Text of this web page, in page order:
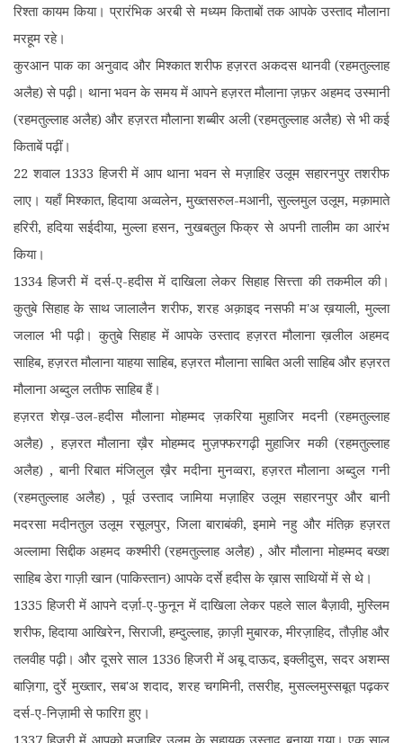
रिश्ता कायम किया। प्रारंभिक अरबी से मध्यम किताबों तक आपके उस्ताद मौलाना
मरहूम रहे।
कुरआन पाक का अनुवाद और मिश्कात शरीफ हज़रत अकदस थानवी (रहमतुल्लाह
अलैह) से पढ़ी। थाना भवन के समय में आपने हज़रत मौलाना ज़फ़र अहमद उस्मानी
(रहमतुल्लाह अलैह) और हज़रत मौलाना शब्बीर अली (रहमतुल्लाह अलैह) से भी कई
किताबें पढ़ीं।
22 शवाल 1333 हिजरी में आप थाना भवन से मज़ाहिर उलूम सहारनपुर तशरीफ
लाए। यहाँ मिश्कात, हिदाया अव्वलेन, मुख्तसरुल-मआनी, सुल्लमुल उलूम, मक़ामाते
हरिरी, हदिया सईदीया, मुल्ला हसन, नुखबतुल फिक्र से अपनी तालीम का आरंभ
किया।
1334 हिजरी में दर्स-ए-हदीस में दाखिला लेकर सिहाह सित्त्ता की तकमील की।
कुतुबे सिहाह के साथ जालालैन शरीफ, शरह अक़ाइद नसफी म'अ ख़याली, मुल्ला
जलाल भी पढ़ी। कुतुबे सिहाह में आपके उस्ताद हज़रत मौलाना ख़लील अहमद
साहिब, हज़रत मौलाना याहया साहिब, हज़रत मौलाना साबित अली साहिब और हज़रत
मौलाना अब्दुल लतीफ साहिब हैं।
हज़रत शेख़-उल-हदीस मौलाना मोहम्मद ज़करिया मुहाजिर मदनी (रहमतुल्लाह
अलैह) , हज़रत मौलाना ख़ैर मोहम्मद मुज़फ्फरगढ़ी मुहाजिर मकी (रहमतुल्लाह
अलैह) , बानी रिबात मंजिलुल ख़ैर मदीना मुनव्वरा, हज़रत मौलाना अब्दुल गनी
(रहमतुल्लाह अलैह) , पूर्व उस्ताद जामिया मज़ाहिर उलूम सहारनपुर और बानी
मदरसा मदीनतुल उलूम रसूलपुर, जिला बाराबंकी, इमामे नहु और मंतिक़ हज़रत
अल्लामा सिद्दीक अहमद कश्मीरी (रहमतुल्लाह अलैह) , और मौलाना मोहम्मद बख्श
साहिब डेरा गाज़ी खान (पाकिस्तान) आपके दर्से हदीस के ख़ास साथियों में से थे।
1335 हिजरी में आपने दर्ज़ा-ए-फुनून में दाखिला लेकर पहले साल बैज़ावी, मुस्लिम
शरीफ, हिदाया आखिरेन, सिराजी, हम्दुल्लाह, क़ाज़ी मुबारक, मीरज़ाहिद, तौज़ीह और
तलवीह पढ़ी। और दूसरे साल 1336 हिजरी में अबू दाऊद, इक्लीदुस, सदर अशम्स
बाज़िगा, दुर्रे मुख्तार, सब'अ शदाद, शरह चगमिनी, तसरीह, मुसल्लमुस्सबूत पढ़कर
दर्स-ए-निज़ामी से फारिग़ हुए।
1337 हिजरी में आपको मज़ाहिर उलूम के सहायक उस्ताद बनाया गया। एक साल